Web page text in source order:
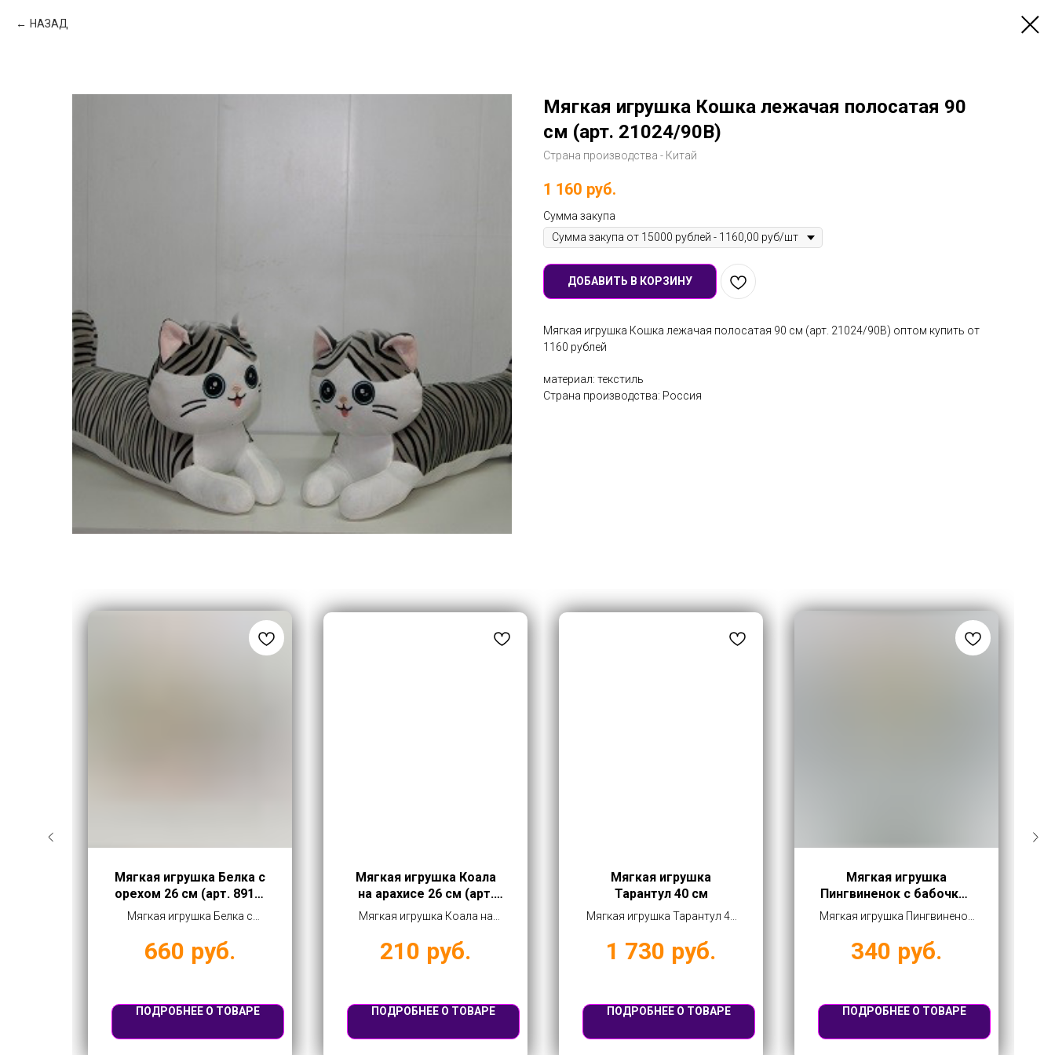
НАЗАД
Мягкая игрушка Кошка лежачая полосатая 90
см (арт. 21024/90B)
Страна производства - Китай
1 160 руб.
Сумма закупа
ДОБАВИТЬ В КОРЗИНУ
Мягкая игрушка Кошка лежачая полосатая 90 см (арт. 21024/90B) оптом купить от
1160 рублей
материал: текстиль
Страна производства: Россия
Мягкая игрушка Белка с
орехом 26 см (арт. 8910-
59)
Мягкая игрушка Белка с
купить оптом от 660 руб
660 руб.
ПОДРОБНЕЕ О ТОВАРЕ
Мягкая игрушка Коала
на арахисе 26 см (арт.
L682)
Мягкая игрушка Коала на
купить оптом от 210 руб
210 руб.
ПОДРОБНЕЕ О ТОВАРЕ
Мягкая игрушка
Тарантул 40 см
Мягкая игрушка Тарантул 40
1 730 руб.
ПОДРОБНЕЕ О ТОВАРЕ
Мягкая игрушка
Пингвиненок с бабочкой
27 см
Мягкая игрушка Пингвиненок
оптом от 340 руб
340 руб.
ПОДРОБНЕЕ О ТОВАРЕ